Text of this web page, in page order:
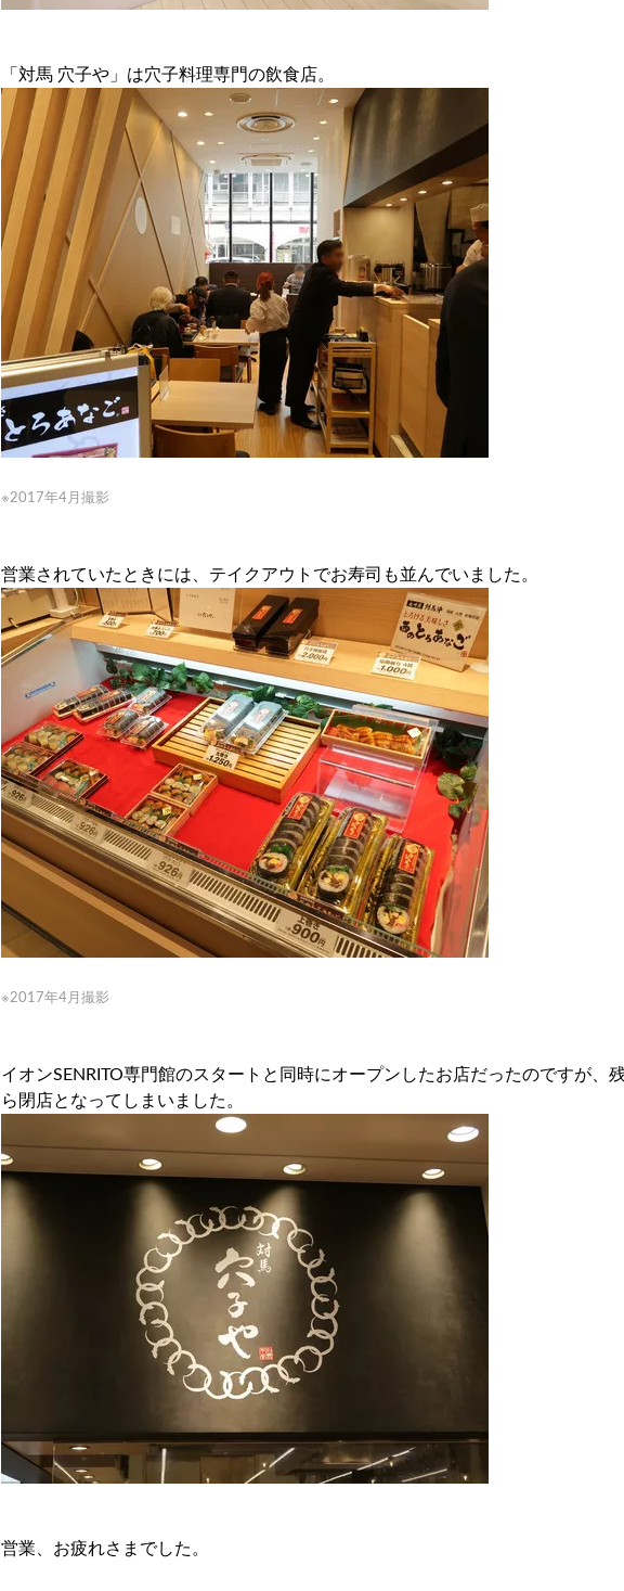
「対馬 穴子や」は穴子料理専門の飲食店。
※2017年4月撮影
営業されていたときには、テイクアウトでお寿司も並んでいました。
※2017年4月撮影
イオンSENRITO専門館のスタートと同時にオープンしたお店だったのですが、
ら閉店となってしまいました。
営業、お疲れさまでした。